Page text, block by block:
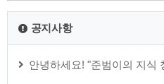
공지사항
안녕하세요! "준범이의 지식 창고"